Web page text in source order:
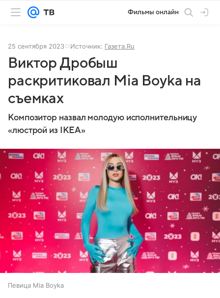
Фильмы онлайн
25 сентября 2023 Источник: Газета.Ru
Виктор Дробыш
раскритиковал Mia Boyka на
съемках
Композитор назвал молодую исполнительницу
«люстрой из IKEA»
Певица Mia Boyka